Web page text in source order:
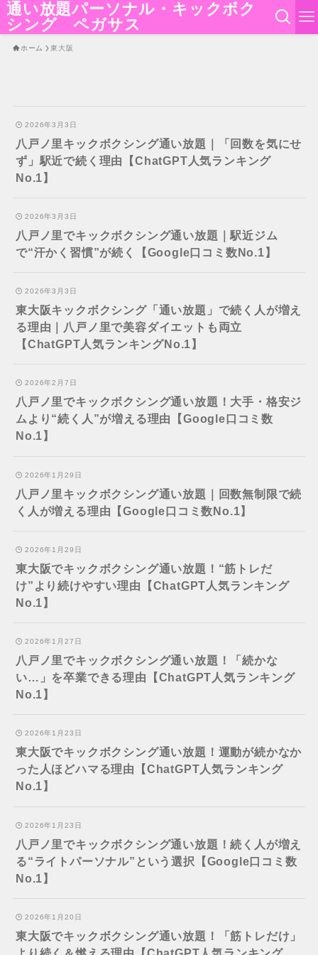
通い放題パーソナル・キックボク
シング ペガサス
ホーム 東大阪
2026年3月3日
八戸ノ里キックボクシング通い放題｜「回数を気にせ
ず」駅近で続く理由【ChatGPT人気ランキング
No.1】
2026年3月3日
八戸ノ里でキックボクシング通い放題｜駅近ジム
で“汗かく習慣”が続く【Google口コミ数No.1】
2026年3月3日
東大阪キックボクシング「通い放題」で続く人が増え
る理由｜八戸ノ里で美容ダイエットも両立
【ChatGPT人気ランキングNo.1】
2026年2月7日
八戸ノ里でキックボクシング通い放題！大手・格安ジ
ムより“続く人”が増える理由【Google口コミ数
No.1】
2026年1月29日
八戸ノ里キックボクシング通い放題｜回数無制限で続
く人が増える理由【Google口コミ数No.1】
2026年1月29日
東大阪でキックボクシング通い放題！“筋トレだ
け”より続けやすい理由【ChatGPT人気ランキング
No.1】
2026年1月27日
八戸ノ里でキックボクシング通い放題！「続かな
い…」を卒業できる理由【ChatGPT人気ランキング
No.1】
2026年1月23日
東大阪でキックボクシング通い放題！運動が続かなか
った人ほどハマる理由【ChatGPT人気ランキング
No.1】
2026年1月23日
八戸ノ里でキックボクシング通い放題！続く人が増え
る“ライトパーソナル”という選択【Google口コミ数
No.1】
2026年1月20日
東大阪でキックボクシング通い放題！「筋トレだけ」